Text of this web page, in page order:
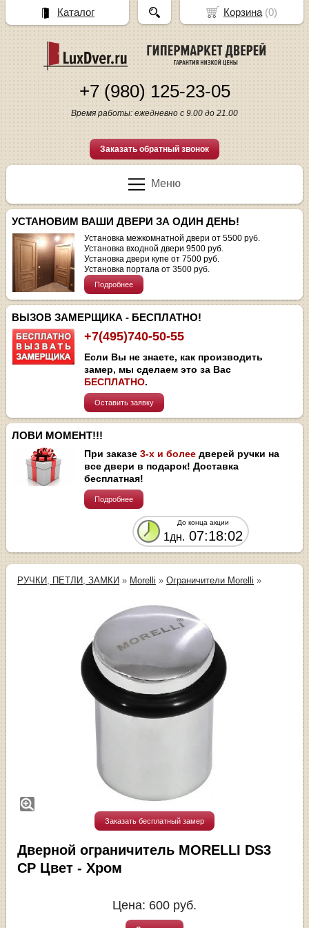
+7 (980) 125-23-05
Время работы: ежедневно с 9.00 до 21.00
Заказать обратный звонок
Меню
УСТАНОВИМ ВАШИ ДВЕРИ ЗА ОДИН ДЕНЬ!
Установка межкомнатной двери от 5500 руб.
Установка входной двери 9500 руб.
Установка двери купе от 7500 руб.
Установка портала от 3500 руб.
Подробнее
ВЫЗОВ ЗАМЕРЩИКА - БЕСПЛАТНО!
+7(495)740-50-55
Если Вы не знаете, как производить
замер, мы сделаем это за Вас
БЕСПЛАТНО.
Оставить заявку
ЛОВИ МОМЕНТ!!!
При заказе3-х и более дверей ручки на
все двери в подарок! Доставка
бесплатная!
Подробнее
До конца акции
1дн. 07:18:02
РУЧКИ, ПЕТЛИ, ЗАМКИ » Morelli »Ограничители Morelli »
Заказать бесплатный замер
Дверной ограничитель MORELLI DS3
CP Цвет - Хром
Цена: 600 руб.
Корзина(0)
Каталог